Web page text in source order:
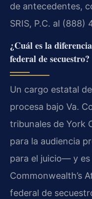
de antecedentes,
SRIS, P.C. al (888)
¿Cuál es la
federal de secuestro?
Un cargo estatal
procesa bajo Va.
tribunales de York
para la audiencia
para el juicio— y
Commonwealth’s
federal de